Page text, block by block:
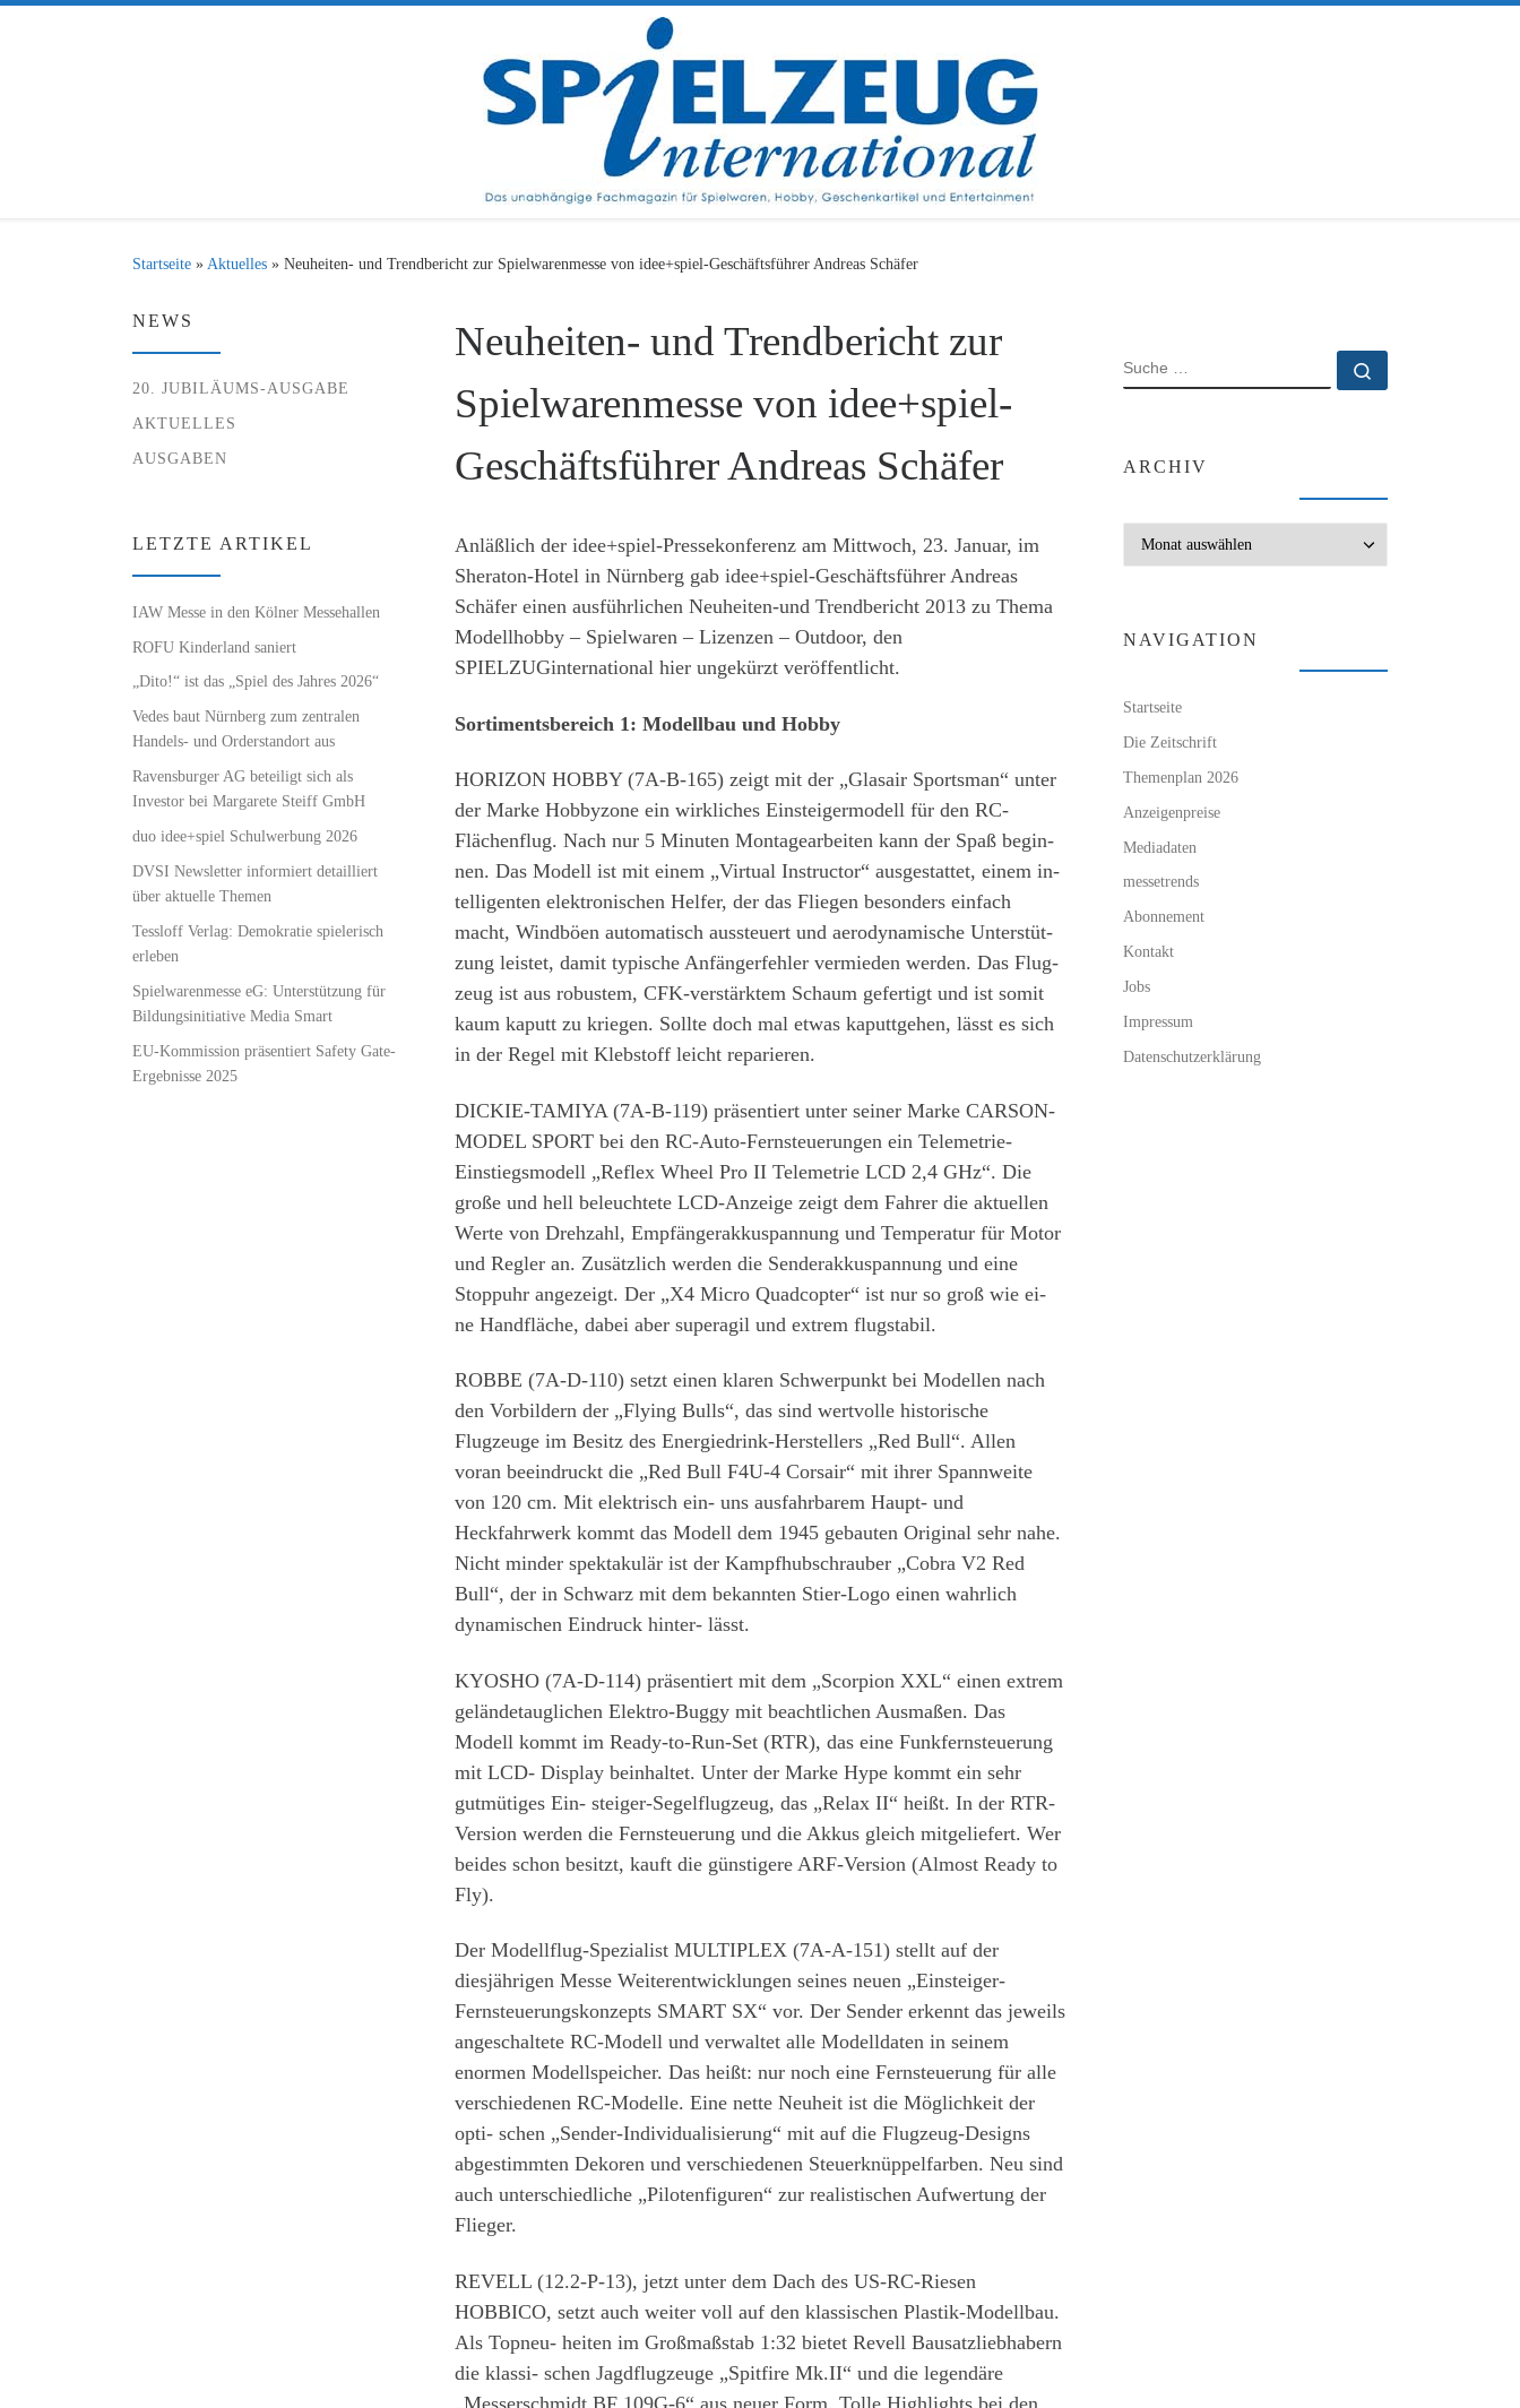
Startseite »Aktuelles » Neuheiten- und Trendbericht zur Spielwarenmesse von idee+spiel-Geschäftsführer Andreas Schäfer
Neuheiten- und Trendbericht zur
Spielwarenmesse von idee+spiel-
Geschäftsführer Andreas Schäfer
Anläßlich der idee+spiel-Pressekonferenz am Mittwoch, 23. Januar, im
Sheraton-Hotel in Nürnberg gab idee+spiel-Geschäftsführer Andreas
Schäfer einen ausführlichen Neuheiten-und Trendbericht 2013 zu Thema
Modellhobby – Spielwaren – Lizenzen – Outdoor, den
SPIELZUGinternational hier ungekürzt veröffentlicht.
Sortimentsbereich 1: Modellbau und Hobby
HORIZON HOBBY (7A-B-165) zeigt mit der „Glasair Sportsman“ unter
der Marke Hobbyzone ein wirkliches Einsteigermodell für den RC-
Flächenflug. Nach nur 5 Minuten Montagearbeiten kann der Spaß begin-
nen. Das Modell ist mit einem „Virtual Instructor“ ausgestattet, einem in-
telligenten elektronischen Helfer, der das Fliegen besonders einfach
macht, Windböen automatisch aussteuert und aerodynamische Unterstüt-
zung leistet, damit typische Anfängerfehler vermieden werden. Das Flug-
zeug ist aus robustem, CFK-verstärktem Schaum gefertigt und ist somit
kaum kaputt zu kriegen. Sollte doch mal etwas kaputtgehen, lässt es sich
in der Regel mit Klebstoff leicht reparieren.
DICKIE-TAMIYA (7A-B-119) präsentiert unter seiner Marke CARSON-
MODEL SPORT bei den RC-Auto-Fernsteuerungen ein Telemetrie-
Einstiegsmodell „Reflex Wheel Pro II Telemetrie LCD 2,4 GHz“. Die
große und hell beleuchtete LCD-Anzeige zeigt dem Fahrer die aktuellen
Werte von Drehzahl, Empfängerakkuspannung und Temperatur für Motor
und Regler an. Zusätzlich werden die Senderakkuspannung und eine
Stoppuhr angezeigt. Der „X4 Micro Quadcopter“ ist nur so groß wie ei-
ne Handfläche, dabei aber superagil und extrem flugstabil.
ROBBE (7A-D-110) setzt einen klaren Schwerpunkt bei Modellen nach
den Vorbildern der „Flying Bulls“, das sind wertvolle historische
Flugzeuge im Besitz des Energiedrink-Herstellers „Red Bull“. Allen
voran beeindruckt die „Red Bull F4U-4 Corsair“ mit ihrer Spannweite
von 120 cm. Mit elektrisch ein- uns ausfahrbarem Haupt- und
Heckfahrwerk kommt das Modell dem 1945 gebauten Original sehr nahe.
Nicht minder spektakulär ist der Kampfhubschrauber „Cobra V2 Red
Bull“, der in Schwarz mit dem bekannten Stier-Logo einen wahrlich
dynamischen Eindruck hinter- lässt.
KYOSHO (7A-D-114) präsentiert mit dem „Scorpion XXL“ einen extrem
geländetauglichen Elektro-Buggy mit beachtlichen Ausmaßen. Das
Modell kommt im Ready-to-Run-Set (RTR), das eine Funkfernsteuerung
mit LCD- Display beinhaltet. Unter der Marke Hype kommt ein sehr
gutmütiges Ein- steiger-Segelflugzeug, das „Relax II“ heißt. In der RTR-
Version werden die Fernsteuerung und die Akkus gleich mitgeliefert. Wer
beides schon besitzt, kauft die günstigere ARF-Version (Almost Ready to
Fly).
Der Modellflug-Spezialist MULTIPLEX (7A-A-151) stellt auf der
diesjährigen Messe Weiterentwicklungen seines neuen „Einsteiger-
Fernsteuerungskonzepts SMART SX“ vor. Der Sender erkennt das jeweils
angeschaltete RC-Modell und verwaltet alle Modelldaten in seinem
enormen Modellspeicher. Das heißt: nur noch eine Fernsteuerung für alle
verschiedenen RC-Modelle. Eine nette Neuheit ist die Möglichkeit der
opti- schen „Sender-Individualisierung“ mit auf die Flugzeug-Designs
abgestimmten Dekoren und verschiedenen Steuerknüppelfarben. Neu sind
auch unterschiedliche „Pilotenfiguren“ zur realistischen Aufwertung der
Flieger.
REVELL (12.2-P-13), jetzt unter dem Dach des US-RC-Riesen
HOBBICO, setzt auch weiter voll auf den klassischen Plastik-Modellbau.
Als Topneu- heiten im Großmaßstab 1:32 bietet Revell Bausatzliebhabern
die klassi- schen Jagdflugzeuge „Spitfire Mk.II“ und die legendäre
„Messerschmidt BF 109G-6“ aus neuer Form. Tolle Highlights bei den
NEWS
20. JUBILÄUMS-AUSGABE
AKTUELLES
AUSGABEN
LETZTE ARTIKEL
IAW Messe in den Kölner Messehallen
ROFU Kinderland saniert
„Dito!“ ist das „Spiel des Jahres 2026“
Vedes baut Nürnberg zum zentralen
Handels- und Orderstandort aus
Ravensburger AG beteiligt sich als
Investor bei Margarete Steiff GmbH
duo idee+spiel Schulwerbung 2026
DVSI Newsletter informiert detailliert
über aktuelle Themen
Tessloff Verlag: Demokratie spielerisch
erleben
Spielwarenmesse eG: Unterstützung für
Bildungsinitiative Media Smart
EU-Kommission präsentiert Safety Gate-
Ergebnisse 2025
SUCHE
ARCHIV
NAVIGATION
Startseite
Die Zeitschrift
Themenplan 2026
Anzeigenpreise
Mediadaten
messetrends
Abonnement
Kontakt
Jobs
Impressum
Datenschutzerklärung